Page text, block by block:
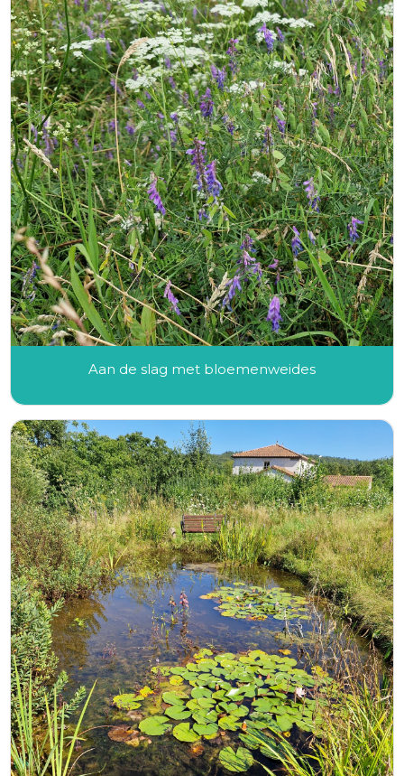
Aan de slag met bloemenweides